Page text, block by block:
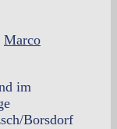
Marco
im
Borsdorf